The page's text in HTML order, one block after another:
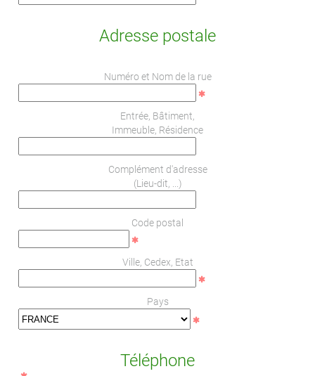
Adresse postale
Numéro et Nom de la rue
Entrée, Bâtiment,
Immeuble, Résidence
Complément d'adresse
(Lieu-dit, ...)
Code postal
Ville, Cedex, Etat
Pays
Téléphone